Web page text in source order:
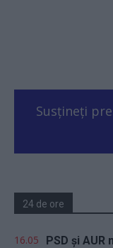
Susțineți
24 de ore
16.05 PSD și AUR